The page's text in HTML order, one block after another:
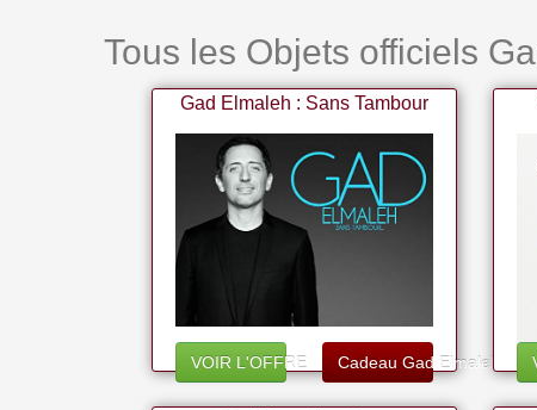
Tous les Objets officiels
Gad Elmaleh : Sans Tambour
VOIR L'OFFRE Cadeau Gad Elmaleh